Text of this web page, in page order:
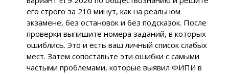
его строго за 210 минут, как на реальном
экзамене, без остановок и без подсказок. После
проверки выпишите номера заданий, в которых
ошиблись. Это и есть ваш личный список слабых
мест. Затем сопоставьте эти ошибки с самыми
частыми проблемами, которые выявил ФИПИ в